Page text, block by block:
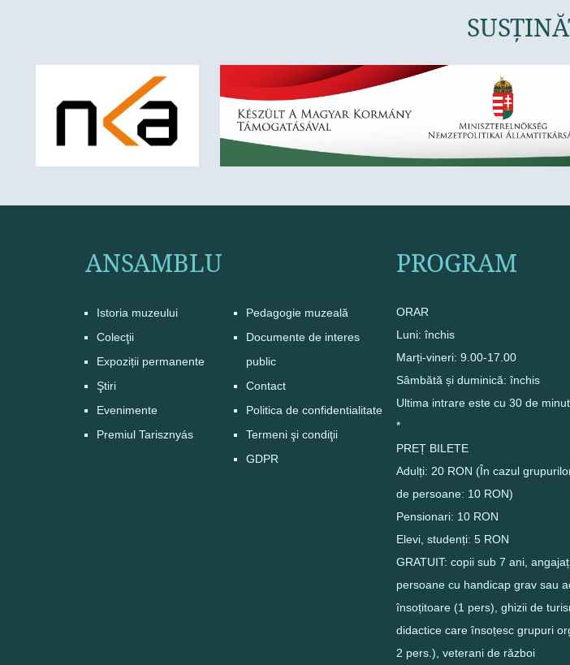
ANSAMBLU
Istoria muzeului
Colecţii
Expoziții permanente
Ştiri
Evenimente
Premiul Tarisznyás
Pedagogie muzeală
Documente de interes
public
Contact
Politica de confidentialitate
Termeni şi condiţii
GDPR
PROGRAM
ORAR
Luni: închis
Marți-vineri: 9.00-17.00
Sâmbătă și duminică: închis
Ultima intrare este cu 30 de
*
PREȚ BILETE
Adulți: 20 RON (În cazul
de persoane: 10 RON)
Pensionari: 10 RON
Elevi, studenți: 5 RON
GRATUIT: copii sub 7 ani,
persoane cu handicap grav sau
însoțitoare (1 pers), ghizii de
didactice care însoțesc grupuri
2 pers.), veterani de război